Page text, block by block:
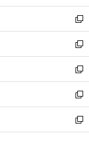
開
く
ウ
で
開
く
ン
ド
ウ
で
開
く
ウ
ィ
ン
ド
ウ
で
開
く
新
し
い
ウ
ィ
ン
ド
ウ
で
開
新
し
い
ウ
ィ
ン
ド
ウ
新
し
い
ウ
ィ
ン
新
し
い
ウ
新
し